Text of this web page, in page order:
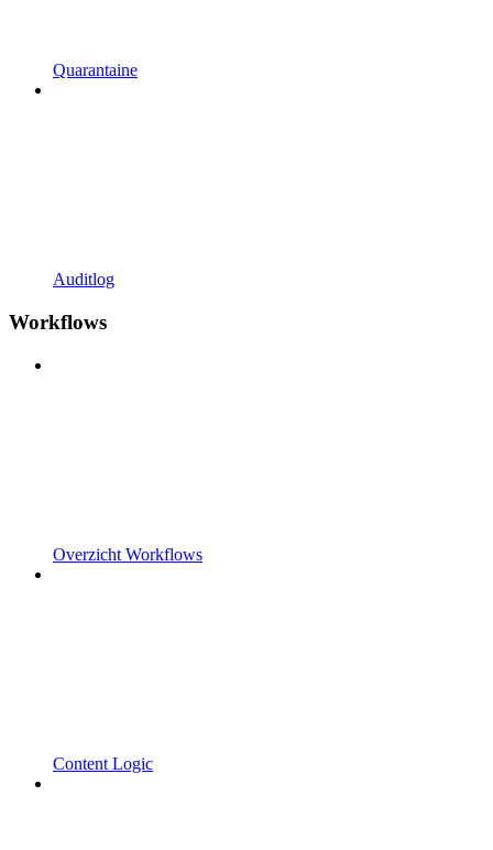
Quarantaine
Auditlog
Workflows
Overzicht Workflows
Content Logic